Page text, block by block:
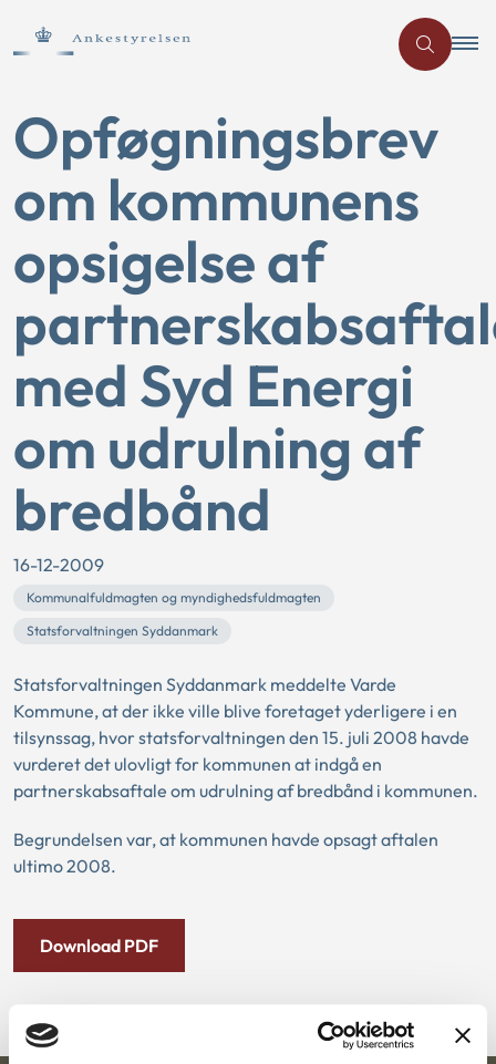
Opføgningsbrev
om kommunens
opsigelse af
med Syd Energi
om udrulning af
bredbånd
16-12-2009
Kommunalfuldmagten og myndighedsfuldmagten
Statsforvaltningen Syddanmark
Statsforvaltningen Syddanmark meddelte Varde
Kommune, at der ikke ville blive foretaget yderligere i en
tilsynssag, hvor statsforvaltningen den 15. juli 2008 havde
vurderet det ulovligt for kommunen at indgå en
partnerskabsaftale om udrulning af bredbånd i kommunen.
Begrundelsen var, at kommunen havde opsagt aftalen
ultimo 2008.
Download PDF